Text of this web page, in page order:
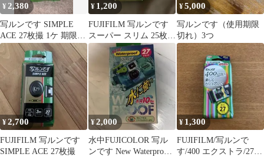
¥ 2,380
写ルンです SIMPLE
ACE 27枚撮 1ケ 期限切
れ 2024年 11月
¥ 1,200
FUJIFILM 写ルンです
スーパー スリム 25枚撮
り
¥5,000
写ルンです（使用期限
切れ）3つ
¥2,700
FUJIFILM 写ルンです
SIMPLE ACE 27枚撮
¥2,000
水中FUJICOLOR 写ル
ンです New Waterproof
¥ 1,300
FUJIFILM/写ルンで
す/400 エクストラ/27枚